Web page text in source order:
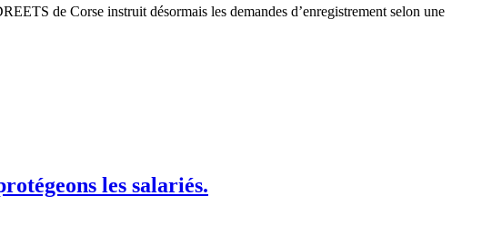
de Corse instruit désormais les demandes d’enregistrement selon une
les salariés.